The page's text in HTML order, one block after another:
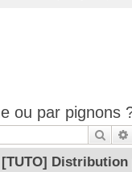
ou par pignons
[TUTO]